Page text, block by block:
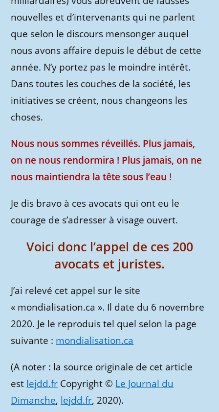
nouvelles et d’intervenants qui ne parlent
que selon le discours mensonger auquel
nous avons affaire depuis le début de cette
année. N’y portez pas le moindre intérêt.
Dans toutes les couches de la société, les
initiatives se créent, nous changeons les
choses.
Nous nous sommes réveillés. Plus jamais,
on ne nous rendormira ! Plus jamais, on ne
nous maintiendra la tête sous l’eau !
Je dis bravo à ces avocats qui ont eu le
courage de s’adresser à visage ouvert.
Voici donc l’appel de ces 200
avocats et juristes.
J’ai relevé cet appel sur le site
« mondialisation.ca ». Il date du 6 novembre
2020. Je le reproduis tel quel selon la page
suivante : mondialisation.ca
(A noter : la source originale de cet article
est lejdd.fr Copyright © Le Journal du
Dimanche, lejdd.fr, 2020).